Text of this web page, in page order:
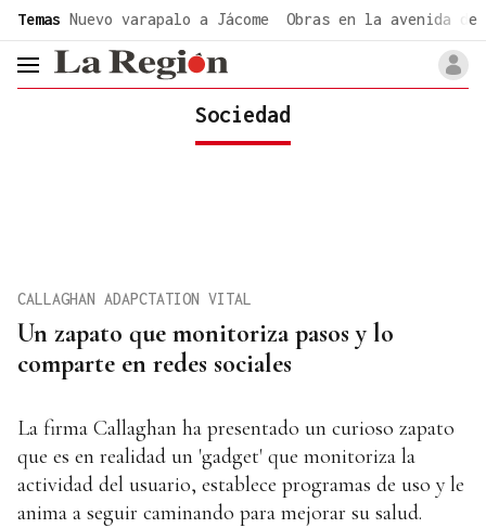
Temas Nuevo varapalo a Jácome Obras en la avenida de
header.menu.open
Sociedad
Un zapato que monitoriza pasos y lo
comparte en redes sociales
CALLAGHAN ADAPCTATION VITAL
La firma Callaghan ha presentado un curioso zapato
que es en realidad un 'gadget' que monitoriza la
actividad del usuario, establece programas de uso y le
anima a seguir caminando para mejorar su salud.